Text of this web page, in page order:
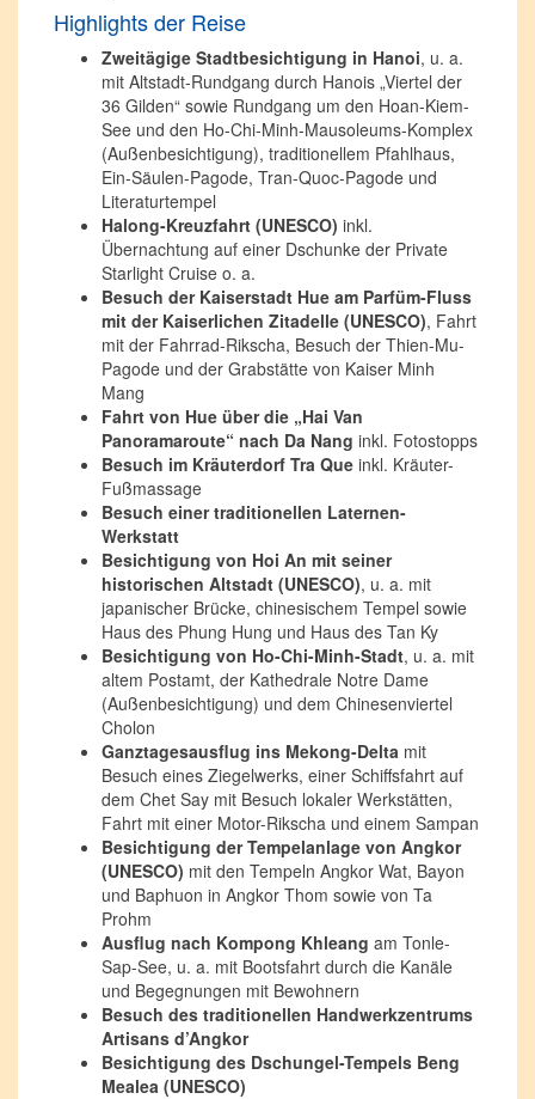
Highlights der Reise
Zweitägige Stadtbesichtigung in Hanoi, u. a.
mit Altstadt-Rundgang durch Hanois „Viertel der
36 Gilden“ sowie Rundgang um den Hoan-Kiem-
See und den Ho-Chi-Minh-Mausoleums-Komplex
(Außenbesichtigung), traditionellem Pfahlhaus,
Ein-Säulen-Pagode, Tran-Quoc-Pagode und
Literaturtempel
Halong-Kreuzfahrt (UNESCO) inkl.
Übernachtung auf einer Dschunke der Private
Starlight Cruise o. a.
Besuch der Kaiserstadt Hue am Parfüm-Fluss
mit der Kaiserlichen Zitadelle (UNESCO), Fahrt
mit der Fahrrad-Rikscha, Besuch der Thien-Mu-
Pagode und der Grabstätte von Kaiser Minh
Mang
Fahrt von Hue über die „Hai Van
Panoramaroute“ nach Da Nang inkl. Fotostopps
Besuch im Kräuterdorf Tra Que inkl. Kräuter-
Fußmassage
Besuch einer traditionellen Laternen-
Werkstatt
Besichtigung von Hoi An mit seiner
historischen Altstadt (UNESCO), u. a. mit
japanischer Brücke, chinesischem Tempel sowie
Haus des Phung Hung und Haus des Tan Ky
Besichtigung von Ho-Chi-Minh-Stadt, u. a. mit
altem Postamt, der Kathedrale Notre Dame
(Außenbesichtigung) und dem Chinesenviertel
Cholon
Ganztagesausflug ins Mekong-Delta mit
Besuch eines Ziegelwerks, einer Schiffsfahrt auf
dem Chet Say mit Besuch lokaler Werkstätten,
Fahrt mit einer Motor-Rikscha und einem Sampan
Besichtigung der Tempelanlage von Angkor
(UNESCO) mit den Tempeln Angkor Wat, Bayon
und Baphuon in Angkor Thom sowie von Ta
Prohm
Ausflug nach Kompong Khleang am Tonle-
Sap-See, u. a. mit Bootsfahrt durch die Kanäle
und Begegnungen mit Bewohnern
Besuch des traditionellen Handwerkzentrums
Artisans d’Angkor
Besichtigung des Dschungel-Tempels Beng
Mealea (UNESCO)